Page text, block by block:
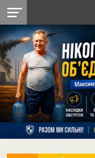
НІКОПОЛЬ
РАЙОН
СІЧЕСЛАВСЬКА
УКРАЇНА
РЕТРО
НІКОПОЛЬ
ЛАЙТ
УКРАЇНА
ДОПОМОГА
РАДІО